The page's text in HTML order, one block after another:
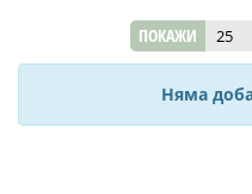
ПОКАЖИ
Няма